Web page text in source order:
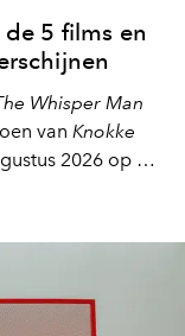
5 films en
Whisper Man
van Knokke
2026 op de